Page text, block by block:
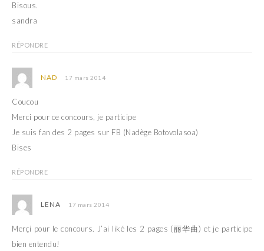
Bisous.
sandra
RÉPONDRE
NAD 17 mars 2014
Coucou
Merci pour ce concours, je participe
Je suis fan des 2 pages sur FB (Nadège Botovolasoa)
Bises
RÉPONDRE
LENA 17 mars 2014
Merçi pour le concours. J’ai liké les 2 pages (丽华曲) et je participe
bien entendu!